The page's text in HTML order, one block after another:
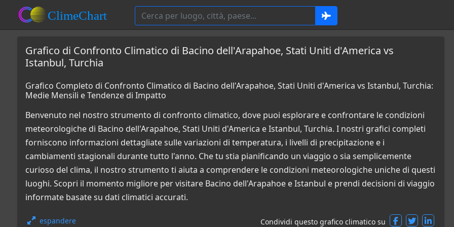
Grafico di Confronto Climatico di Bacino dell'Arapahoe, Stati Uniti d'America vs
Istanbul, Turchia
Grafico Completo di Confronto Climatico di Bacino dell'Arapahoe, Stati Uniti d'America vs Istanbul, Turchia:
Medie Mensili e Tendenze di Impatto
Benvenuto nel nostro strumento di confronto climatico, dove puoi esplorare e confrontare le condizioni
meteorologiche di Bacino dell'Arapahoe, Stati Uniti d'America e Istanbul, Turchia. I nostri grafici completi
forniscono informazioni dettagliate sulle variazioni di temperatura, i livelli di precipitazione e i
cambiamenti stagionali durante tutto l'anno. Che tu stia pianificando un viaggio o sia semplicemente
curioso del clima, il nostro strumento ti aiuta a comprendere le condizioni meteorologiche uniche di questi
luoghi. Scopri il momento migliore per visitare Bacino dell'Arapahoe e Istanbul e prendi decisioni di viaggio
informate basate su dati climatici accurati.
espandere Condividi questo grafico climatico su